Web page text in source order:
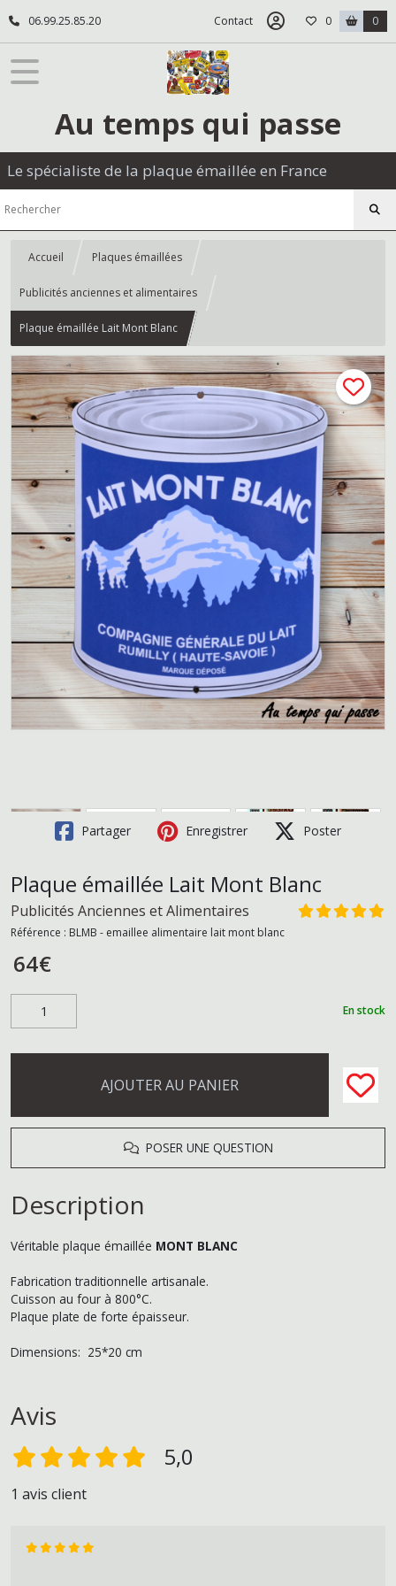
06.99.25.85.20 Contact 0 0
Au temps qui passe
Le spécialiste de la plaque émaillée en France
Accueil Plaques émaillées
Publicités anciennes et alimentaires
Plaque émaillée Lait Mont Blanc
Partager Enregistrer Poster
Plaque émaillée Lait Mont Blanc
Publicités Anciennes et Alimentaires
Référence : BLMB - emaillee alimentaire lait mont blanc
64€
En stock
AJOUTER AU PANIER
POSER UNE QUESTION
Description
Véritable plaque émaillée MONT BLANC
Fabrication traditionnelle artisanale.
Cuisson au four à 800°C.
Plaque plate de forte épaisseur.
Dimensions: 25*20 cm
Avis
5,0
1 avis client